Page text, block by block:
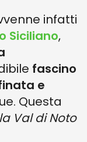
infatti
Siciliano,
fascino
e
Questa
Val di Noto